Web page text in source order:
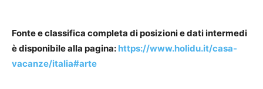
Fonte e classifica completa di posizioni e dati intermedi
è disponibile alla pagina: https://www.holidu.it/casa-
vacanze/italia#arte